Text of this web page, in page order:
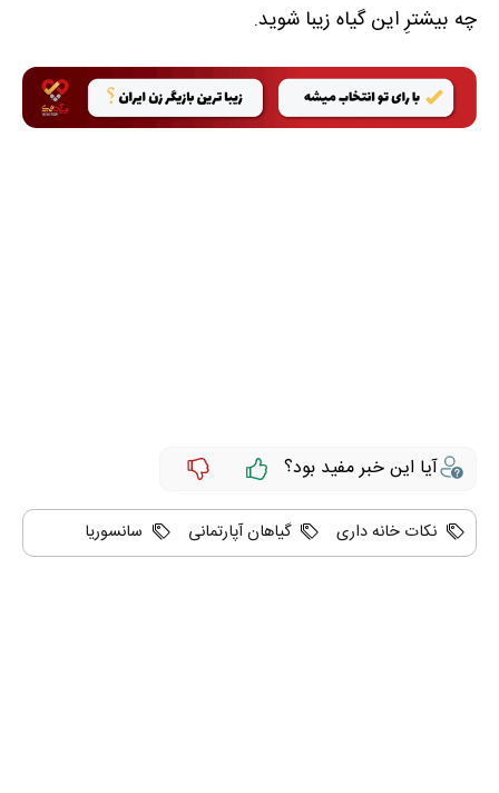
چه بیشترِ این گیاه زیبا شوید.
آیا این خبر مفید بود؟
نکات خانه داری گیاهان آپارتمانی سانسوریا